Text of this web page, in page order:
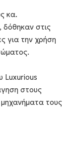
κα.
στις
για την χρήση
Luxurious
στους
τους